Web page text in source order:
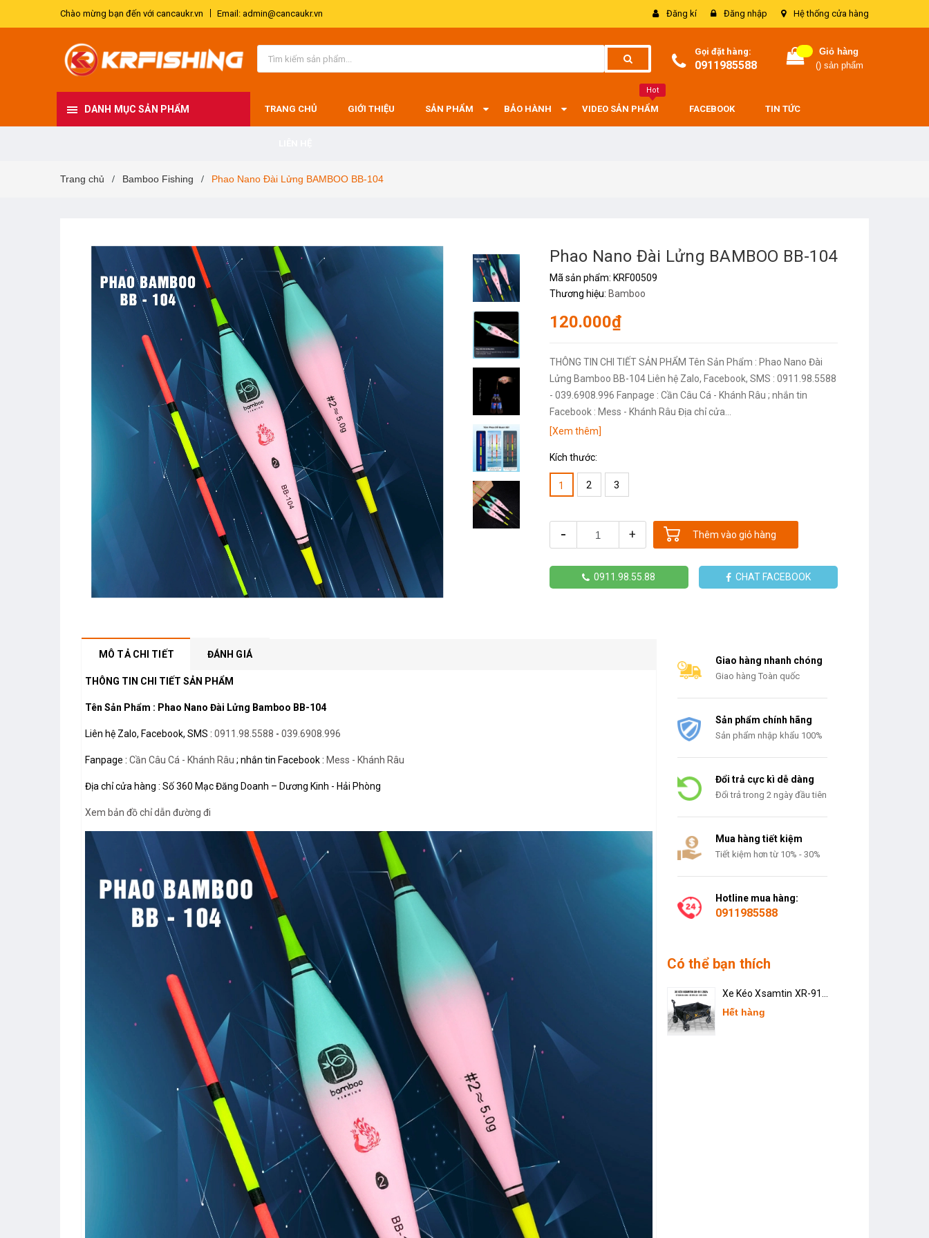
Chào mừng bạn đến với cancaukr.vn Email: admin@cancaukr.vn Đăng kí Đăng nhập Hệ thống cửa hàng
Gọi đặt hàng:
0911985588
Giỏ hàng
() sản phẩm
DANH MỤC SẢN PHẨM TRANG CHỦ GIỚI THIỆU SẢN PHẨM BẢO HÀNH
Hot
VIDEO SẢN PHẨM FACEBOOK TIN TỨC
Trang chủ / Bamboo Fishing / Phao Nano Đài Lửng BAMBOO BB-104
Phao Nano Đài Lửng BAMBOO BB-104
Mã sản phẩm: KRF00509
Thương hiệu: Bamboo
120.000₫
THÔNG TIN CHI TIẾT SẢN PHẨM Tên Sản Phẩm : Phao Nano Đài
Lửng Bamboo BB-104 Liên hệ Zalo, Facebook, SMS : 0911.98.5588
- 039.6908.996 Fanpage : Cần Câu Cá - Khánh Râu ; nhắn tin
Facebook : Mess - Khánh Râu Địa chỉ cửa...
[Xem thêm]
Kích thước:
1 2 3
- + Thêm vào giỏ hàng
0911.98.55.88 CHAT FACEBOOK
MÔ TẢ CHI TIẾT ĐÁNH GIÁ
THÔNG TIN CHI TIẾT SẢN PHẨM
Tên Sản Phẩm : Phao Nano Đài Lửng Bamboo BB-104
Liên hệ Zalo, Facebook, SMS : 0911.98.5588 - 039.6908.996
Fanpage : Cần Câu Cá - Khánh Râu ; nhắn tin Facebook : Mess - Khánh Râu
Địa chỉ cửa hàng : Số 360 Mạc Đăng Doanh – Dương Kinh - Hải Phòng
Xem bản đồ chỉ dẫn đường đi
Giao hàng nhanh chóng
Giao hàng Toàn quốc
Sản phẩm chính hãng
Sản phẩm nhập khẩu 100%
Đổi trả cực kì dễ dàng
Đổi trả trong 2 ngày đầu tiên
Mua hàng tiết kiệm
Tiết kiệm hơn từ 10% - 30%
Hotline mua hàng:
0911985588
Có thể bạn thích
Xe Kéo Xsamtin XR-911
2024
Hết hàng